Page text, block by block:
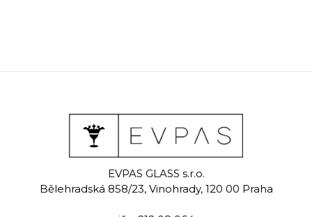
Neat
Ručně rytá sklenice na
vodu 590 ml
EVPAS GLASS s.r.o.
Bělehradská 858/23, Vinohrady, 120 00 Praha